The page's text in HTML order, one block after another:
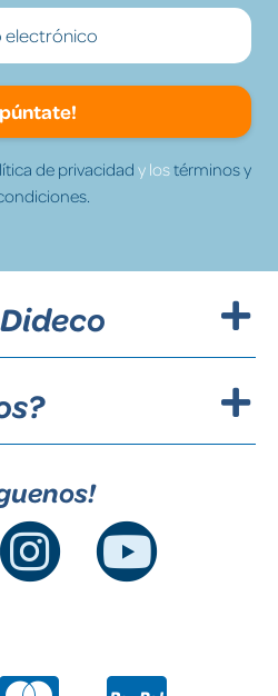
de privacidad y lostérminos y